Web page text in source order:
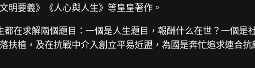
明要義》《人心與人生》等皇皇著作。
在求解兩個題目：一個是人生題目，報酬什么在世？一個是
植，及在抗戰中介入創立平易近盟，為國是奔忙追求連合